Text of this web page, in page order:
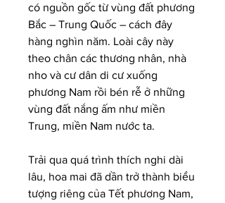
có nguồn gốc từ vùng đất phương
Bắc – Trung Quốc – cách đây
hàng nghìn năm. Loài cây này
theo chân các thương nhân, nhà
nho và cư dân di cư xuống
phương Nam rồi bén rễ ở những
vùng đất nắng ấm như miền
Trung, miền Nam nước ta.
Trải qua quá trình thích nghi dài
lâu, hoa mai đã dần trở thành biểu
tượng riêng của Tết phương Nam,